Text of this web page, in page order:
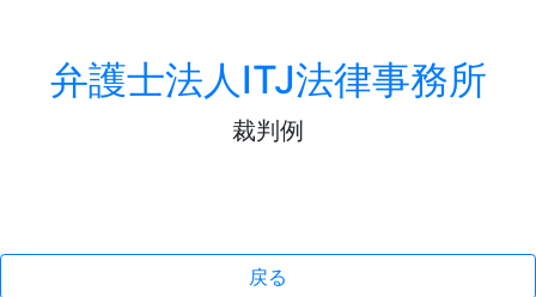
弁護士法人ITJ法律事務所
裁判例
戻る